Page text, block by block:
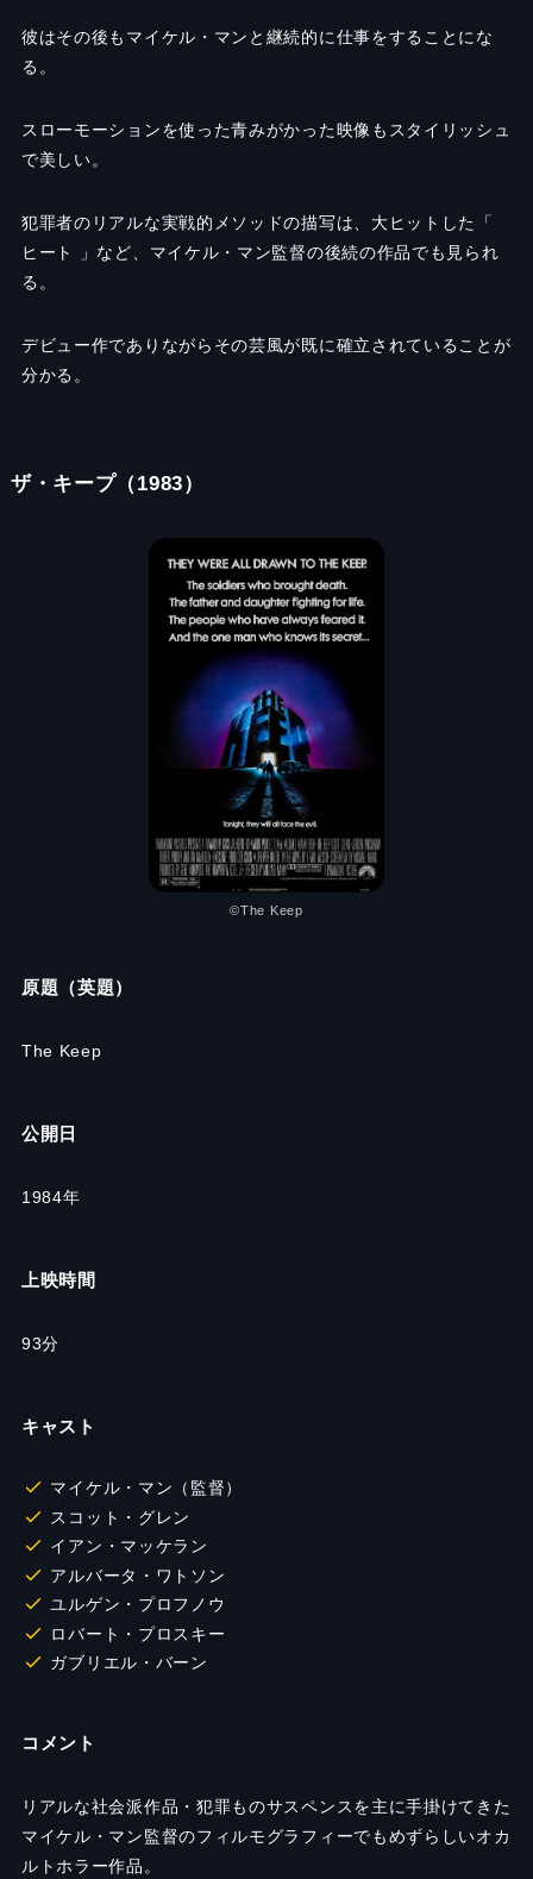
彼はその後もマイケル・マンと継続的に仕事をすることにな
る。
スローモーションを使った青みがかった映像もスタイリッシュ
で美しい。
犯罪者のリアルな実戦的メソッドの描写は、大ヒットした「
ヒート 」など、マイケル・マン監督の後続の作品でも見られ
る。
デビュー作でありながらその芸風が既に確立されていることが
分かる。
ザ・キープ（1983）
©The Keep
原題（英題）
The Keep
公開日
1984年
上映時間
93分
キャスト
マイケル・マン（監督）
スコット・グレン
イアン・マッケラン
アルバータ・ワトソン
ユルゲン・プロフノウ
ロバート・プロスキー
ガブリエル・バーン
コメント
リアルな社会派作品・犯罪ものサスペンスを主に手掛けてきた
マイケル・マン監督のフィルモグラフィーでもめずらしいオカ
ルトホラー作品。